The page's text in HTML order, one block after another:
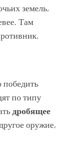
земель,
Там
победить
по типу
дробящее
оружие,